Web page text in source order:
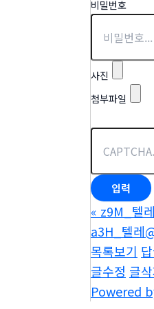
비밀번호
사진
첨부파일
« z9M_텔
a3H_텔레
목록보기
글수정 글
Powered